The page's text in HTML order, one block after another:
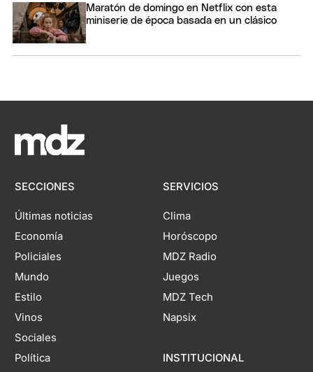
Maratón de domingo en Netflix con esta
miniserie de época basada en un clásico
SECCIONES
Últimas noticias
Economía
Policiales
Mundo
Estilo
Vinos
Sociales
Política
SERVICIOS
Clima
Horóscopo
MDZ Radio
Juegos
MDZ Tech
Napsix
INSTITUCIONAL